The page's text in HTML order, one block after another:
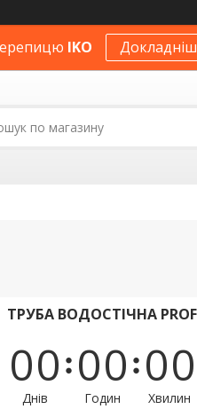
IKO
ТРУБА ВОДОСТІЧНА
00
Днів
00
Годин
00
Хвилин